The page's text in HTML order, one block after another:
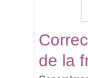
de la